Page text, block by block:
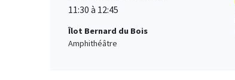
11:30 à 12:45
Îlot Bernard du Bois
Amphithéâtre